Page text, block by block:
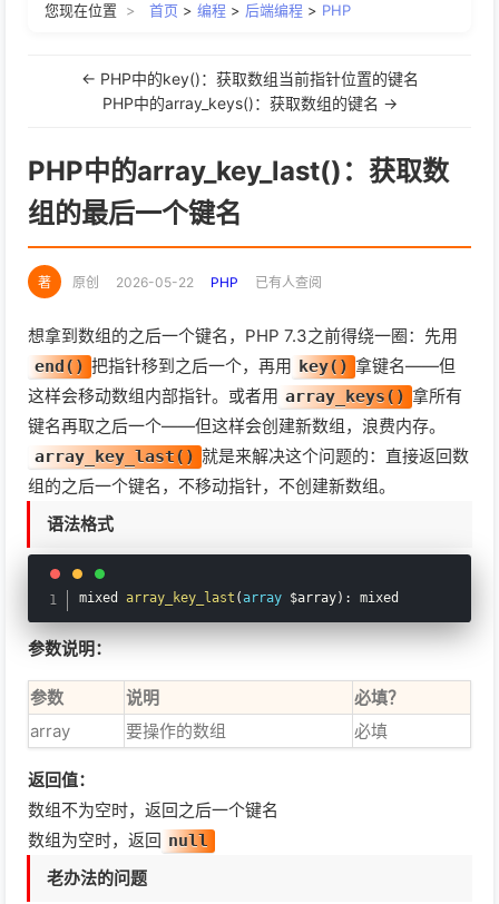
PHP中三角形面积的计算：公式实现与表单交互
PHP中矩形面积的计算：公式实现与表单交互
PHP中字母三角形（倒金字塔）的三种输出方法
PHP中数字三角形的八种常见图案（for循环与嵌套）
PHP中星号三角形的六种常见图案（for循环嵌套）
PHP中的arsort()函数：保持键值关联的逆向排序
PHP中的asort()函数：按值升序排序并保持键值关联
PHP中的array_change_key_case()：批量转换数组键名大小写
PHP中的array_column()：从二维数组里抽一列出来
PHP中的array_combine()：两个数组合并成一个
PHP中的count()：数一下数组里有多少东西
PHP中的array_count_values()：统计数组元素出现的频率
PHP中的array_slice()：从数组里切出一段
PHP中的current()：获取数组当前指针指向的元素
您现在位置 > 首页 > 编程 > 后端编程 > PHP
← PHP中的key()：获取数组当前指针位置的键名
PHP中的array_keys()：获取数组的键名 →
PHP中的array_key_last()：获取数
组的最后一个键名
著 原创 2026-05-22 PHP 已有人查阅
想拿到数组的之后一个键名，PHP 7.3之前得绕一圈：先用
end() 把指针移到之后一个，再用 key() 拿键名——但
这样会移动数组内部指针。或者用 array_keys() 拿所有
键名再取之后一个——但这样会创建新数组，浪费内存。
array_key_last() 就是来解决这个问题的：直接返回数
组的之后一个键名，不移动指针，不创建新数组。
语法格式
mixed array_key_last (array $array) : mixed
参数说明：
参数 说明
必填？
array
要操作的数组 必填
返回值：
数组不为空时，返回之后一个键名
数组为空时，返回 null
老办法的问题